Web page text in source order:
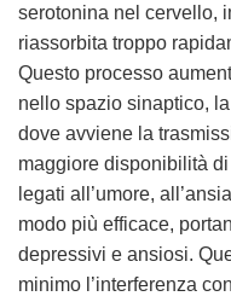
serotonina nel cervello,
riassorbita troppo
Questo processo
nello spazio sinaptico,
dove avviene la
maggiore disponibilità
legati all’umore,
modo più efficace,
depressivi e ansiosi.
minimo l’interferenza